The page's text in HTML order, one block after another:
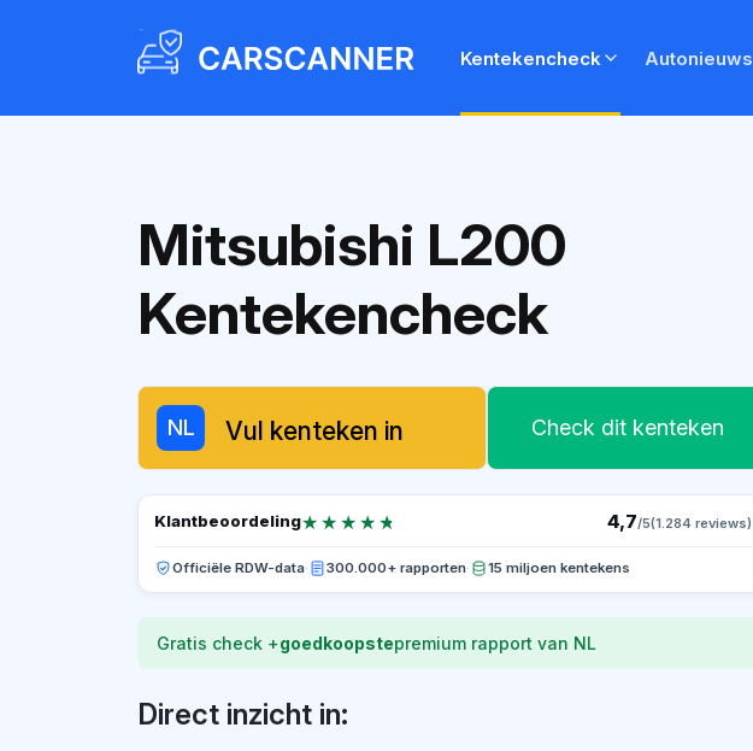
Kentekencheck Autonieuws
Mitsubishi L200
Kentekencheck
NL Check dit kenteken
Klantbeoordeling★★★★★
★★★★★ 4,7/5(1.284 reviews)
Officiële RDW-data· 300.000+ rapporten· 15 miljoen kentekens
Gratis check +goedkoopstepremium rapport van NL
Direct inzicht in: